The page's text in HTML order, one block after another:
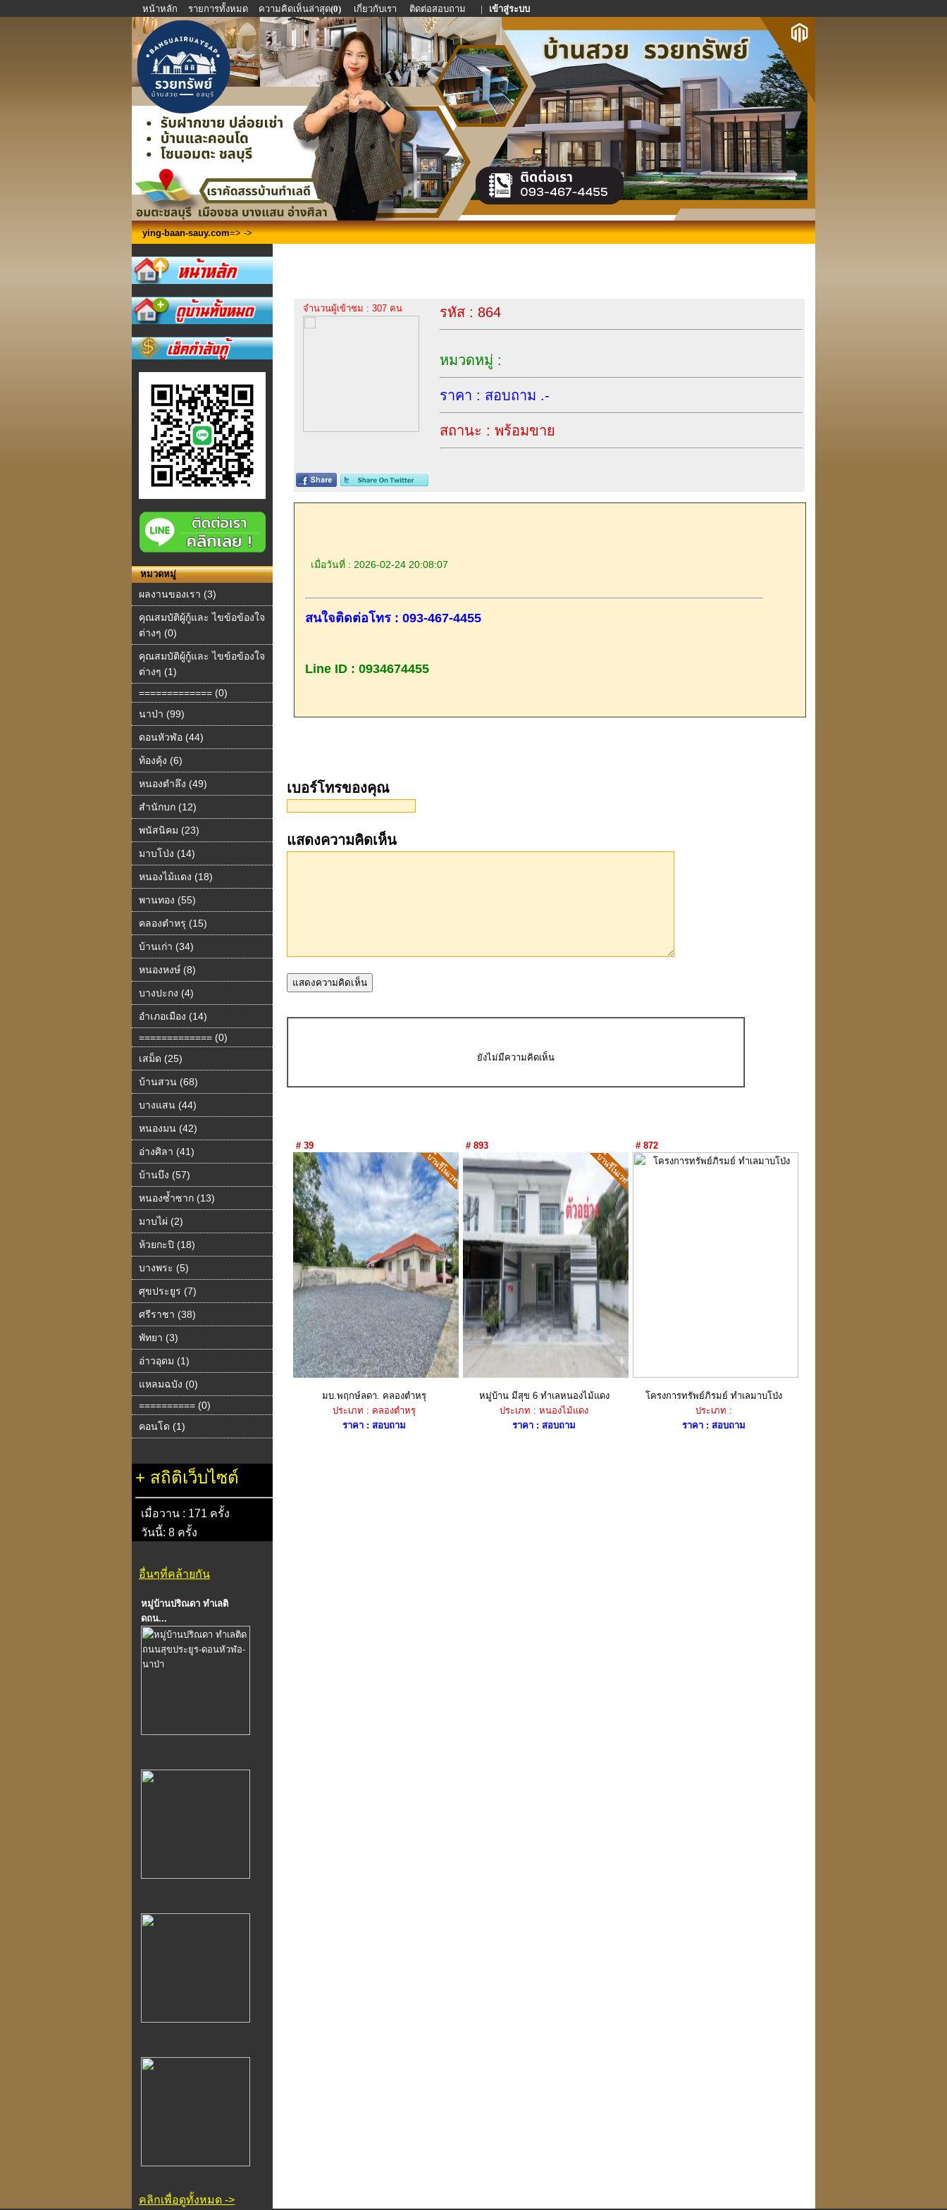
หน้าหลัก รายการทั้งหมด ความคิดเห็นล่าสุด(0) เกี่ยวกับเรา ติดต่อสอบถาม | เข้าสู่ระบบ
ying-baan-sauy.com=>->
หมวดหมู่
ผลงานของเรา (3)
คุณสมบัติผู้กู้และ ไขข้อข้องใจ
ต่างๆ (0)
คุณสมบัติผู้กู้และ ไขข้อข้องใจ
ต่างๆ (1)
============= (0)
นาป่า (99)
ดอนหัวฬ่อ (44)
ท้องคุ้ง (6)
หนองตำลึง (49)
สำนักบก (12)
พนัสนิคม (23)
มาบโป่ง (14)
หนองไม้แดง (18)
พานทอง (55)
คลองตำหรุ (15)
บ้านเก่า (34)
หนองหงษ์ (8)
บางปะกง (4)
อำเภอเมือง (14)
============= (0)
เสม็ด (25)
บ้านสวน (68)
บางแสน (44)
หนองมน (42)
อ่างศิลา (41)
บ้านบึง (57)
หนองซ้ำซาก (13)
มาบไผ่ (2)
ห้วยกะปิ (18)
บางพระ (5)
ศุขประยูร (7)
ศรีราชา (38)
พัทยา (3)
อ่าวอุดม (1)
แหลมฉบัง (0)
========== (0)
คอนโด (1)
+ สถิติเว็บไซต์
เมื่อวาน : 171 ครั้ง
วันนี้: 8 ครั้ง
อื่นๆที่คล้ายกัน
หมู่บ้านปริณดา ทำเลติ
ดถน...
คลิกเพื่อดูทั้งหมด ->
จำนวนผู้เข้าชม : 307 คน รหัส : 864
หมวดหมู่ :
ราคา : สอบถาม .-
สถานะ : พร้อมขาย
เมื่อวันที่ : 2026-02-24 20:08:07
สนใจติดต่อโทร : 093-467-4455
Line ID : 0934674455
เบอร์โทรของคุณ
แสดงความคิดเห็น
ยังไม่มีความคิดเห็น
# 39
มบ.พฤกษ์ลดา. คลองตำหรุ
ประเภท : คลองตำหรุ
ราคา : สอบถาม
# 893
หมู่บ้าน มีสุข 6 ทำเลหนองไม้แดง
ประเภท : หนองไม้แดง
ราคา : สอบถาม
# 872
โครงการทรัพย์ภิรมย์ ทำเลมาบโป่ง
ประเภท :
ราคา : สอบถาม